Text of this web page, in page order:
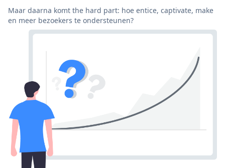
Maar daarna komt the hard part: hoe entice, captivate, make
en meer bezoekers te ondersteunen?